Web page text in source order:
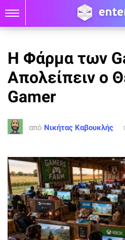
Η Φάρμα των
Απολείπειν ο
Gamer
από Νικήτας Καβουκλής